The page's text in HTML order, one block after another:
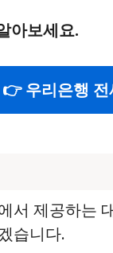
아보세요.
👉 우리은행
서 제공하는
습니다.